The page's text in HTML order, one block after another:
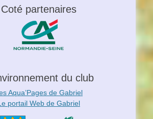
Coté partenaires
du club
Aqua’Pages de Gabriel
portail Web de Gabriel